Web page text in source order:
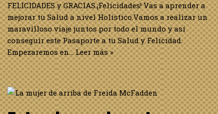
FELICIDADES y GRACIAS.¡Felicidades! Vas a aprender a
mejorar tu Salud a nivel Holístico.Vamos a realizar un
maravilloso viaje juntos por todo el mundo y así
conseguir este Pasaporte a tu Salud y Felicidad.
Empezaremos en…Leer más »